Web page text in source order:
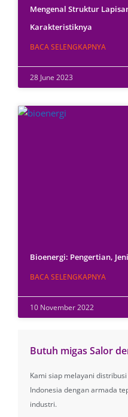
Mengenal Struktur
Karakteristiknya
BACA SELENGKAPNYA
28 June 2023
Bioenergi: Pengertian,
BACA SELENGKAPNYA
10 November 2022
Butuh migas Salor
Kami siap melayani
Indonesia dengan armada
industri.